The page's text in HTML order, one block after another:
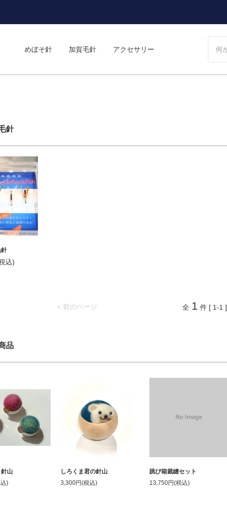
めぼそ針 加賀毛針 アクセサリー
針
針
込)
< 前のページ 全 1 件 [ 1-1 ]
品
山
)
しろくま君の針山
3,300円(税込)
跳び箱裁縫セット
13,750円(税込)